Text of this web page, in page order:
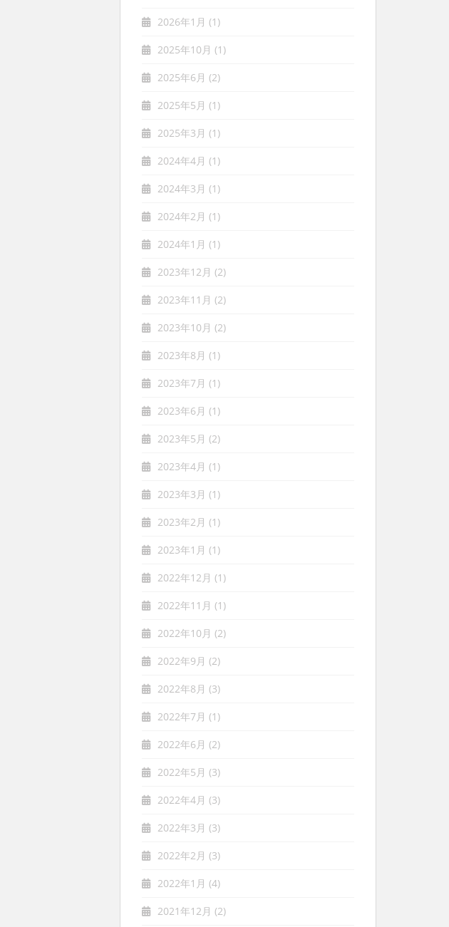
2026年1月 (1)
2025年10月 (1)
2025年6月 (2)
2025年5月 (1)
2025年3月 (1)
2024年4月 (1)
2024年3月 (1)
2024年2月 (1)
2024年1月 (1)
2023年12月 (2)
2023年11月 (2)
2023年10月 (2)
2023年8月 (1)
2023年7月 (1)
2023年6月 (1)
2023年5月 (2)
2023年4月 (1)
2023年3月 (1)
2023年2月 (1)
2023年1月 (1)
2022年12月 (1)
2022年11月 (1)
2022年10月 (2)
2022年9月 (2)
2022年8月 (3)
2022年7月 (1)
2022年6月 (2)
2022年5月 (3)
2022年4月 (3)
2022年3月 (3)
2022年2月 (3)
2022年1月 (4)
2021年12月 (2)